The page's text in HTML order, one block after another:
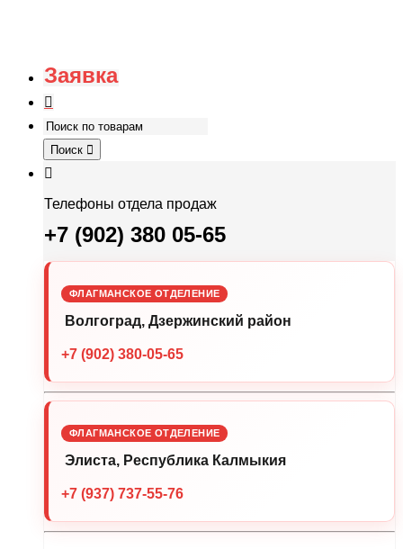
Заявка
Поиск
Телефоны отдела продаж
+7 (902) 380 05-65
ФЛАГМАНСКОЕ ОТДЕЛЕНИЕ
Волгоград, Дзержинский район
+7 (902) 380-05-65
ФЛАГМАНСКОЕ ОТДЕЛЕНИЕ
Элиста, Республика Калмыкия
+7 (937) 737-55-76